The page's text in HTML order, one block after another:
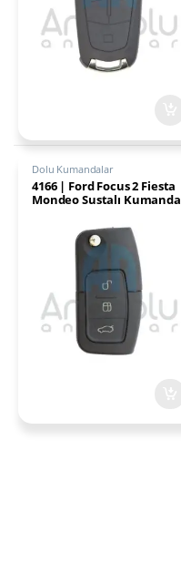
Dolu Kumandalar
4166 | Ford Focus 2 Fiesta
Mondeo Sustalı Kumanda